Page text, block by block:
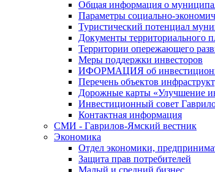
Общая информация о
Параметры социально-
Туристический потенциал
Документы территориального
Территории опережающего
Меры поддержки инвесторов
ИФОРМАЦИЯ об
Перечень объектов
Дорожные карты «Улучшение
Инвестиционный совет
Контактная информация
СМИ - Гаврилов-Ямский вестник
Экономика
Отдел экономики,
Защита прав потребителей
Малый и средний бизнес